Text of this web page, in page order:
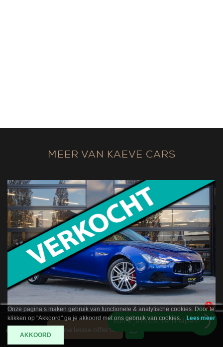
1
Kan ik je misschien helpen?
MEER VAN KAEVE CARS
MASERATI GHIBLI
Contact Online lease offerte?
Onze pagina’s maken gebruik van functionele & analytische cookies. Door te
klikken op "Akkoord" ga je akkoord met ons gebruik van cookies.
Lees meer
AKKOORD